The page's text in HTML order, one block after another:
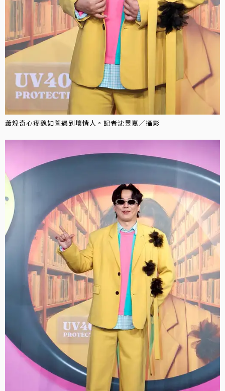
蕭煌奇心疼魏如萱遇到壞情人。記者沈昱嘉／攝影